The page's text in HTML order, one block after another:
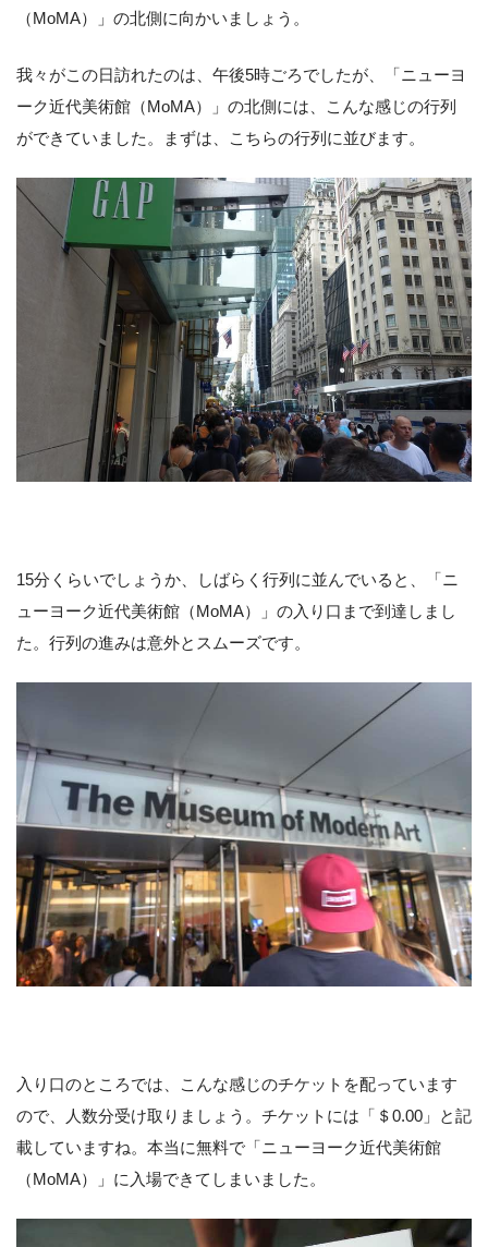
（MoMA）」の北側に向かいましょう。
我々がこの日訪れたのは、午後5時ごろでしたが、「ニューヨ
ーク近代美術館（MoMA）」の北側には、こんな感じの行列
ができていました。まずは、こちらの行列に並びます。
15分くらいでしょうか、しばらく行列に並んでいると、「ニ
ューヨーク近代美術館（MoMA）」の入り口まで到達しまし
た。行列の進みは意外とスムーズです。
入り口のところでは、こんな感じのチケットを配っています
ので、人数分受け取りましょう。チケットには「＄0.00」と記
載していますね。本当に無料で「ニューヨーク近代美術館
（MoMA）」に入場できてしまいました。